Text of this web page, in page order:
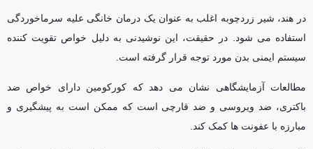
در هند، شیر زردچوبه اغلب به عنوان یک درمان خانگی علیه سرماخوردگی
استفاده می شود. در حقیقت، این نوشیدنی به دلیل خواص تقویت کننده
سیستم ایمنی بدن مورد توجه قرار گرفته است.
مطالعات آزمایشگاهی نشان می دهد که کورکومین دارای خواص ضد
باکتری، ضد ویروسی و ضد قارچی است که ممکن است به پیشگیری و
مبارزه با عفونت ها کمک کند.